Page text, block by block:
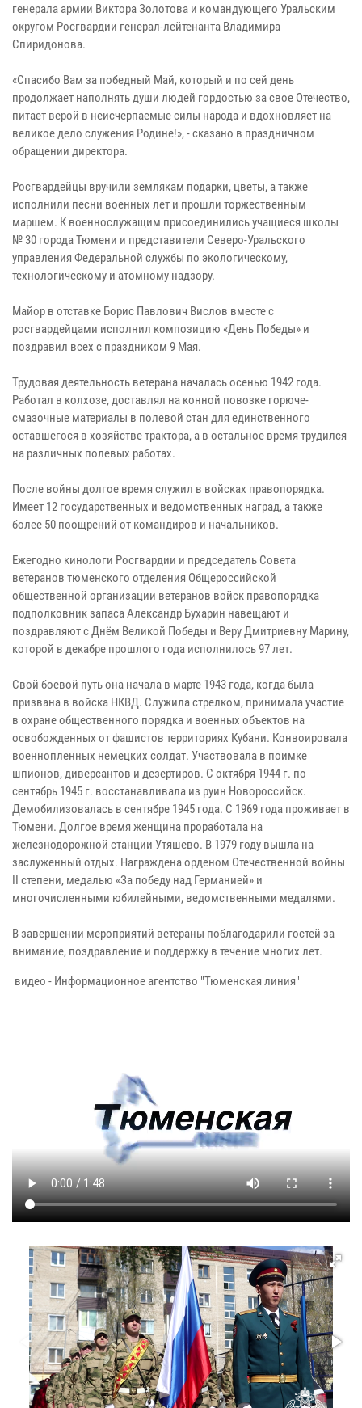
генерала армии Виктора Золотова и командующего Уральским
округом Росгвардии генерал-лейтенанта Владимира
Спиридонова.
«Спасибо Вам за победный Май, который и по сей день
продолжает наполнять души людей гордостью за свое Отечество,
питает верой в неисчерпаемые силы народа и вдохновляет на
великое дело служения Родине!», - сказано в праздничном
обращении директора.
Росгвардейцы вручили землякам подарки, цветы, а также
исполнили песни военных лет и прошли торжественным
маршем. К военнослужащим присоединились учащиеся школы
№ 30 города Тюмени и представители Северо-Уральского
управления Федеральной службы по экологическому,
технологическому и атомному надзору.
Майор в отставке Борис Павлович Вислов вместе с
росгвардейцами исполнил композицию «День Победы» и
поздравил всех с праздником 9 Мая.
Трудовая деятельность ветерана началась осенью 1942 года.
Работал в колхозе, доставлял на конной повозке горюче-
смазочные материалы в полевой стан для единственного
оставшегося в хозяйстве трактора, а в остальное время трудился
на различных полевых работах.
После войны долгое время служил в войсках правопорядка.
Имеет 12 государственных и ведомственных наград, а также
более 50 поощрений от командиров и начальников.
Ежегодно кинологи Росгвардии и председатель Совета
ветеранов тюменского отделения Общероссийской
общественной организации ветеранов войск правопорядка
подполковник запаса Александр Бухарин навещают и
поздравляют с Днём Великой Победы и Веру Дмитриевну Марину,
которой в декабре прошлого года исполнилось 97 лет.
Свой боевой путь она начала в марте 1943 года, когда была
призвана в войска НКВД. Служила стрелком, принимала участие
в охране общественного порядка и военных объектов на
освобожденных от фашистов территориях Кубани. Конвоировала
военнопленных немецких солдат. Участвовала в поимке
шпионов, диверсантов и дезертиров. С октября 1944 г. по
сентябрь 1945 г. восстанавливала из руин Новороссийск.
Демобилизовалась в сентябре 1945 года. С 1969 года проживает в
Тюмени. Долгое время женщина проработала на
железнодорожной станции Утяшево. В 1979 году вышла на
заслуженный отдых. Награждена орденом Отечественной войны
II степени, медалью «За победу над Германией» и
многочисленными юбилейными, ведомственными медалями.
В завершении мероприятий ветераны поблагодарили гостей за
внимание, поздравление и поддержку в течение многих лет.
видео - Информационное агентство "Тюменская линия"